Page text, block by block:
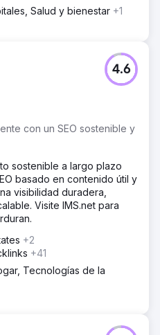
Salud y bienestar +1
con un SEO sostenible y
4.6
sostenible a largo plazo
basado en contenido útil y
visibilidad duradera,
Visite IMS.net para
+2
+41
Tecnologías de la